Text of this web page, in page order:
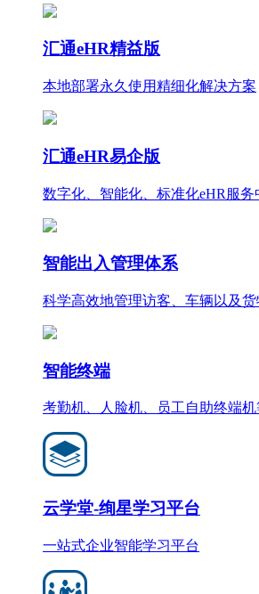
汇通eHR精益版
本地部署永久使用精细化解决方案
汇通eHR易企版
数字化、智能化、标准化eHR服务
智能出入管理体系
科学高效地管理访客、车辆以及货
智能终端
考勤机、人脸机、员工自助终端机
云学堂-绚星学习平台
一站式企业智能学习平台